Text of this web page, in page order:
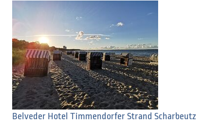
Belveder Hotel Timmendorfer Strand Scharbeutz